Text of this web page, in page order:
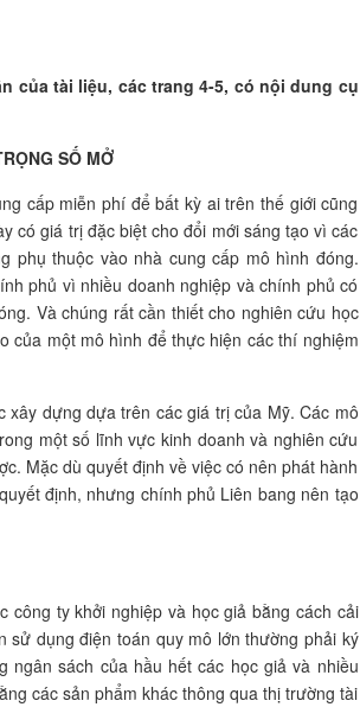
của tài liệu, các trang 4-5, có nội dung cụ
SỐ MỞ
cấp miễn phí để bất kỳ ai trên thế giới cũng
có giá trị đặc biệt cho đổi mới sáng tạo vì các
phụ thuộc vào nhà cung cấp mô hình đóng.
phủ vì nhiều doanh nghiệp và chính phủ có
Và chúng rất cần thiết cho nghiên cứu học
của một mô hình để thực hiện các thí nghiệm
dựng dựa trên các giá trị của Mỹ. Các mô
một số lĩnh vực kinh doanh và nghiên cứu
Mặc dù quyết định về việc có nên phát hành
định, nhưng chính phủ Liên bang nên tạo
ty khởi nghiệp và học giả bằng cách cải
sử dụng điện toán quy mô lớn thường phải ký
sách của hầu hết các học giả và nhiều
các sản phẩm khác thông qua thị trường tài